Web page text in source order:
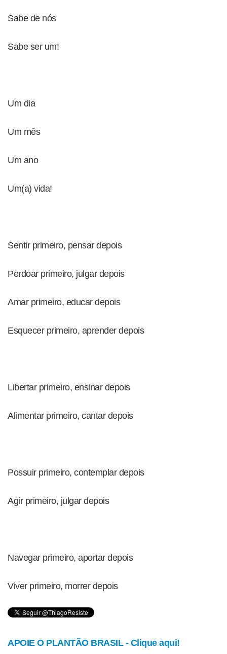
Sabe de nós
Sabe ser um!
Um dia
Um mês
Um ano
Um(a) vida!
Sentir primeiro, pensar depois
Perdoar primeiro, julgar depois
Amar primeiro, educar depois
Esquecer primeiro, aprender depois
Libertar primeiro, ensinar depois
Alimentar primeiro, cantar depois
Possuir primeiro, contemplar depois
Agir primeiro, julgar depois
Navegar primeiro, aportar depois
Viver primeiro, morrer depois
APOIE O PLANTÃO BRASIL - Clique aqui!